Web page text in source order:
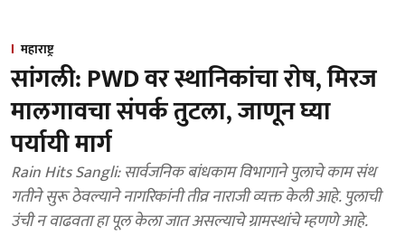
महाराष्ट्र
सांगली: PWD वर स्थानिकांचा राेष, मिरज
मालगावचा संपर्क तुटला, जाणून घ्या
पर्यायी मार्ग
Rain Hits Sangli: सार्वजनिक बांधकाम विभागाने पुलाचे काम संथ
गतीने सुरू ठेवल्याने नागरिकांनी तीव्र नाराजी व्यक्त केली आहे. पुलाची
उंची न वाढवता हा पूल केला जात असल्याचे ग्रामस्थांचे म्हणणे आहे.